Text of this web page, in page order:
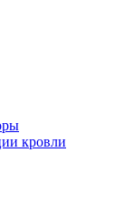
кровли